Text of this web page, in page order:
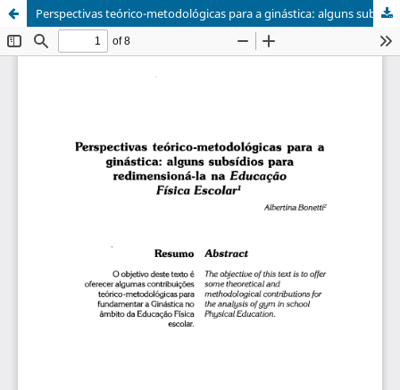
Perspectivas teórico-metodológicas para a ginástica: alguns subsídios para redimensioná-la na Educação Física escolar